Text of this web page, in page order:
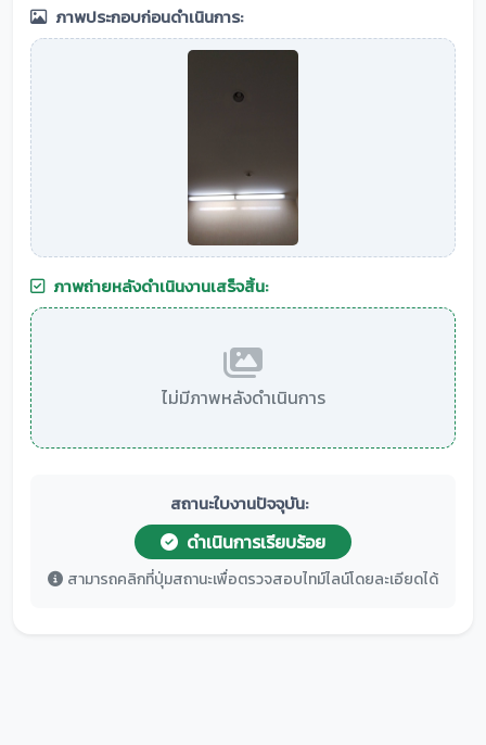
ภาพประกอบก่อนดำเนินการ:
ภาพถ่ายหลังดำเนินงานเสร็จสิ้น:
ไม่มีภาพหลังดำเนินการ
สถานะใบงานปัจจุบัน:
ดำเนินการเรียบร้อย
สามารถคลิกที่ปุ่มสถานะเพื่อตรวจสอบไทม์ไลน์โดยละเอียดได้